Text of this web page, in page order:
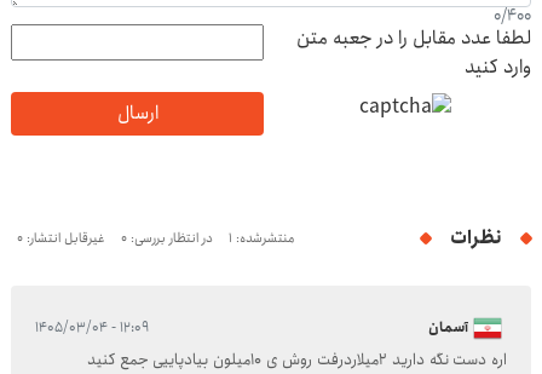
0/400
لطفا عدد مقابل را در جعبه متن
وارد کنید
ارسال
نظرات منتشرشده: 1 در انتظار بررسی: 0 غیرقابل انتشار: 0
آسمان ۱۲:۰۹ - ۱۴۰۵/۰۳/۰۴
اره دست نگه دارید ۲میلاردرفت روش ی ۱۰میلون بیادپاییی جمع کنید